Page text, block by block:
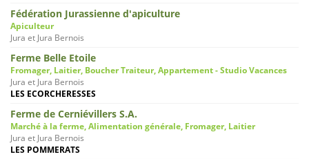
Fédération Jurassienne d'apiculture
Apiculteur
Jura et Jura Bernois
Ferme Belle Etoile
Fromager, Laitier, Boucher Traiteur, Appartement - Studio Vacances
Jura et Jura Bernois
LES ECORCHERESSES
Ferme de Cerniévillers S.A.
Marché à la ferme, Alimentation générale, Fromager, Laitier
Jura et Jura Bernois
LES POMMERATS